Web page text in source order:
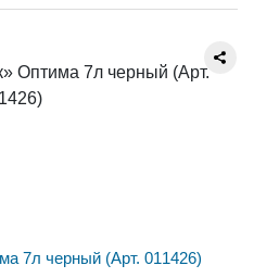
Опрыскиватель «Жук» Оптима 7л черный (Арт. 011426)